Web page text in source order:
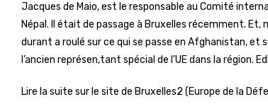
Jacques de Maio, est le responsable au Comité
Népal. Il était de passage à Bruxelles récemment.
durant a roulé sur ce qui se passe en Afghanistan, et
l’ancien représen,tant spécial de l’UE dans la région.
Lire la suite sur le site de Bruxelles2 (Europe de la